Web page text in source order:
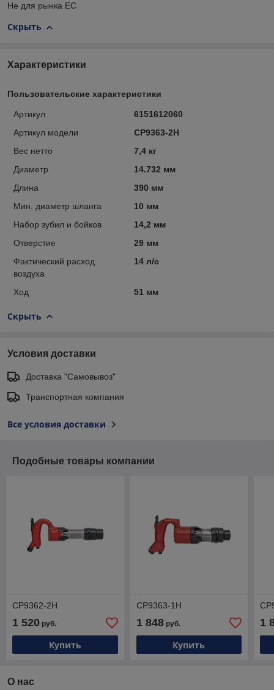
Не для рынка ЕС
Скрыть
Характеристики
Пользовательские характеристики
Артикул
6151612060
Артикул модели
CP9363-2H
Вес нетто
7,4 кг
Диаметр
14.732 мм
Длина
390 мм
Мин. диаметр шланга
10 мм
Набор зубил и бойков
14,2 мм
Отверстие
29 мм
Фактический расход
воздуха
14 л/с
Ход 51 мм
Скрыть
Условия доставки
Доставка "Самовывоз"
Транспортная компания
Все условия доставки
Подобные товары компании
CP9362-2H
1 520 руб.
Купить
CP9363-1H
1 848руб.
Купить
1
О нас